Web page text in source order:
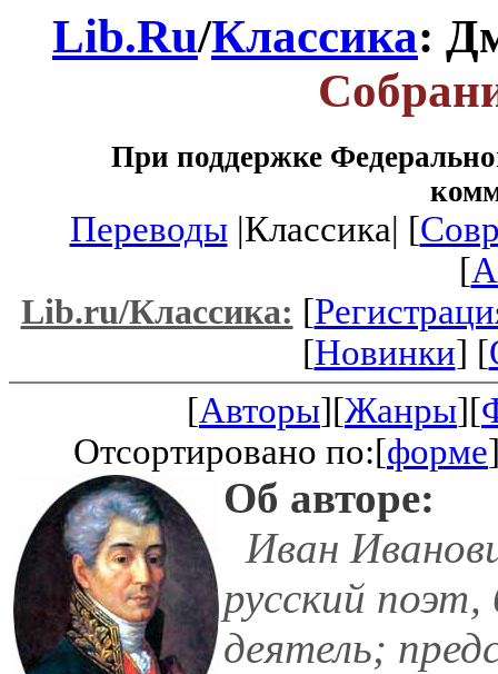
Lib.Ru/Классика:
При поддержке
Переводы|Классика| [
[
Lib.ru/Классика: [
[Новинки] [
[Авторы][Жанры][
Отсортировано по:[форме
Об авторе:
Иван
русский поэт,
деятель;